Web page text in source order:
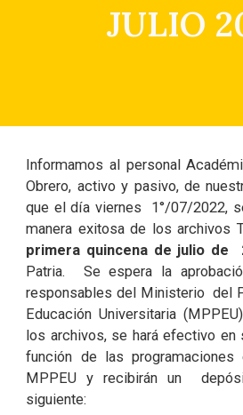
JULIO
Informamos al personal
Obrero, activo y pasivo, de
que el día viernes 1°/07/2022,
manera exitosa de los archivos
primera quincena de julio de
Patria. Se espera la
responsables del Ministerio del
Educación Universitaria
los archivos, se hará efectivo en
función de las
MPPEU y recibirán un
siguiente: